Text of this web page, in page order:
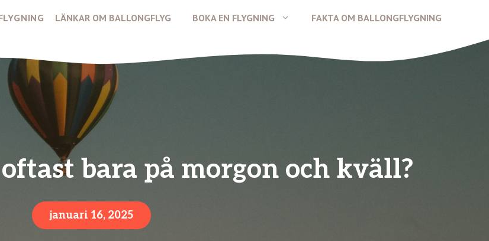
LÄNKAR OM BALLONGFLYG BOKA EN FLYGNING FAKTA OM BALLONGFLYGNING
bara på morgon och kväll?
januari 16, 2025